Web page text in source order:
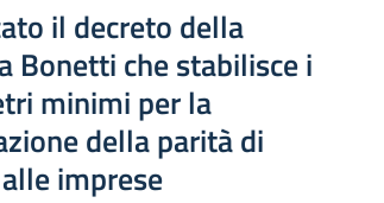
il decreto della
Bonetti che stabilisce i
minimi per la
della parità di
imprese